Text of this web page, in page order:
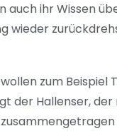
ihr Wissen
wieder
zum
der Hallenser,